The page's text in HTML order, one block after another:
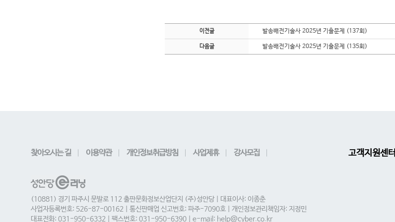
이전글 발송배전기술사 2025년 기출문제 (137회)
다음글 발송배전기술사 2025년 기출문제 (135회)
찾아오시는 길 이용약관 개인정보취급방침 사업제휴 강사모집
(10881) 경기 파주시 문발로 112 출판문화정보산업단지 (주)성안당 | 대표이사: 이종춘
사업자등록번호: 526-87-00162 | 통신판매업 신고번호: 파주-7090호 | 개인정보관리책임자: 지정민
대표전화: 031-950-6332 | 팩스번호: 031-950-6390 | e-mail: help@cyber.co.kr
고객지원센터